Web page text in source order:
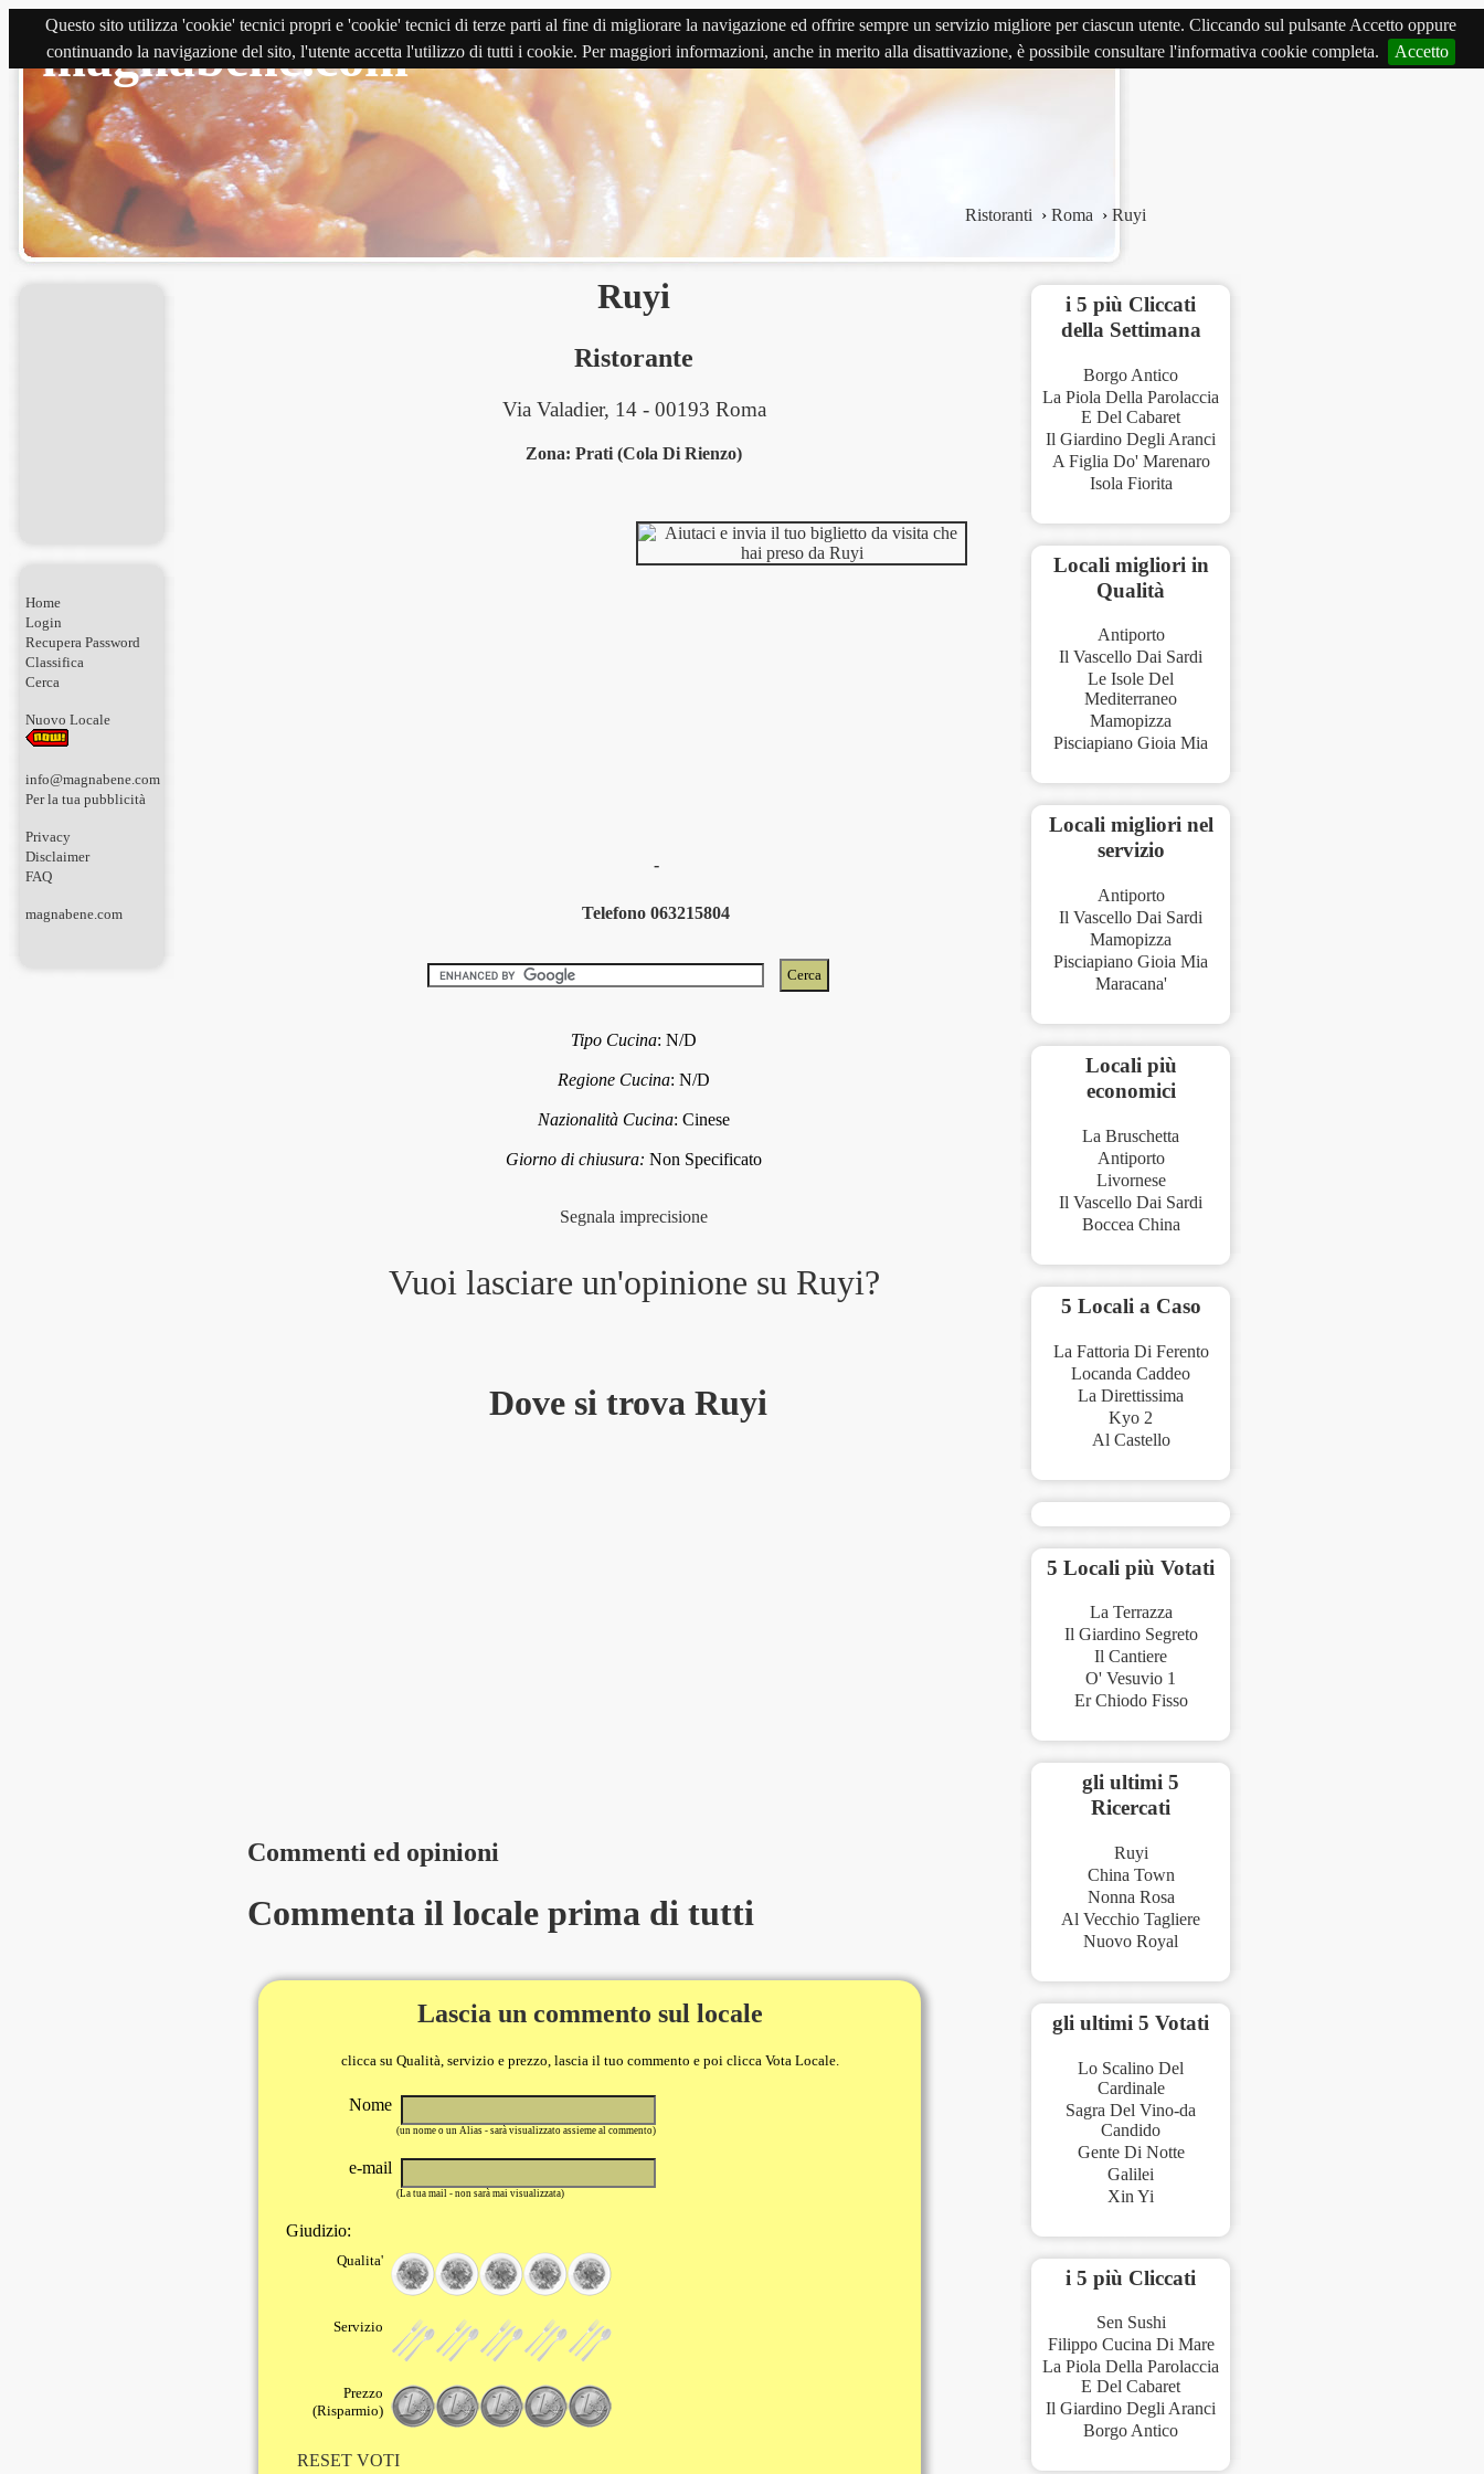
Questo sito utilizza 'cookie' tecnici propri e 'cookie' tecnici di terze parti al fine di migliorare la navigazione ed offrire sempre un servizio migliore per ciascun utente. Cliccando sul pulsante Accetto oppure
continuando la navigazione del sito, l'utente accetta l'utilizzo di tutti i cookie. Per maggiori informazioni, anche in merito alla disattivazione, è possibile consultare l'informativa cookie completa.
Accetto
magnabene.com
Ristoranti › Roma › Ruyi
Home
Login
Recupera Password
Classifica
Cerca
Nuovo Locale
info@magnabene.com
Per la tua pubblicità
Privacy
Disclaimer
FAQ
magnabene.com
Ruyi
Ristorante
Via Valadier, 14 - 00193 Roma
Zona: Prati (Cola Di Rienzo)
-
Telefono 063215804
Tipo Cucina:N/D
Regione Cucina:N/D
Nazionalità Cucina:Cinese
Giorno di chiusura:Non Specificato
Segnala imprecisione
Vuoi lasciare un'opinione su Ruyi?
Dove si trova Ruyi
Commenti ed opinioni
Commenta il locale prima di tutti
Lascia un commento sul locale
clicca su Qualità, servizio e prezzo, lascia il tuo commento e poi clicca Vota Locale.
Nome
(un nome o un Alias - sarà visualizzato assieme al commento)
e-mail
(La tua mail - non sarà mai visualizzata)
Giudizio:
Qualita'
Servizio
Prezzo
(Risparmio)
RESET VOTI
i 5 più Cliccati
della Settimana
Borgo Antico
La Piola Della Parolaccia
E Del Cabaret
Il Giardino Degli Aranci
A Figlia Do' Marenaro
Isola Fiorita
Locali migliori in
Qualità
Antiporto
Il Vascello Dai Sardi
Le Isole Del
Mediterraneo
Mamopizza
Pisciapiano Gioia Mia
Locali migliori nel
servizio
Antiporto
Il Vascello Dai Sardi
Mamopizza
Pisciapiano Gioia Mia
Maracana'
Locali più
economici
La Bruschetta
Antiporto
Livornese
Il Vascello Dai Sardi
Boccea China
5 Locali a Caso
La Fattoria Di Ferento
Locanda Caddeo
La Direttissima
Kyo 2
Al Castello
5 Locali più Votati
La Terrazza
Il Giardino Segreto
Il Cantiere
O' Vesuvio 1
Er Chiodo Fisso
gli ultimi 5
Ricercati
Ruyi
China Town
Nonna Rosa
Al Vecchio Tagliere
Nuovo Royal
gli ultimi 5 Votati
Lo Scalino Del
Cardinale
Sagra Del Vino-da
Candido
Gente Di Notte
Galilei
Xin Yi
i 5 più Cliccati
Sen Sushi
Filippo Cucina Di Mare
La Piola Della Parolaccia
E Del Cabaret
Il Giardino Degli Aranci
Borgo Antico